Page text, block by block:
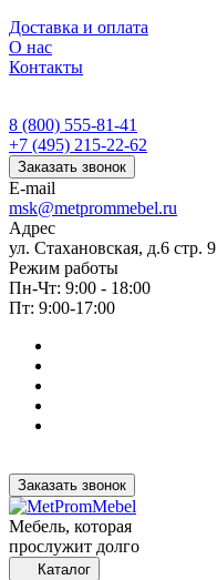
Доставка и оплата
О нас
Контакты
8 (800) 555-81-41
+7 (495) 215-22-62
Заказать звонок
E-mail
msk@metprommebel.ru
Адрес
ул. Стахановская, д.6 стр. 9
Режим работы
Пн-Чт: 9:00 - 18:00
Пт: 9:00-17:00
Заказать звонок
Мебель, которая
прослужит долго
Каталог